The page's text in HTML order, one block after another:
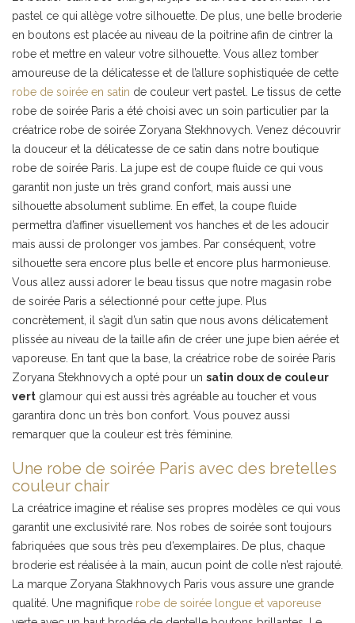
pastel ce qui allège votre silhouette. De plus, une belle broderie
en boutons est placée au niveau de la poitrine afin de cintrer la
robe et mettre en valeur votre silhouette. Vous allez tomber
amoureuse de la délicatesse et de l’allure sophistiquée de cette
robe de soirée en satin de couleur vert pastel. Le tissus de cette
robe de soirée Paris a été choisi avec un soin particulier par la
créatrice robe de soirée Zoryana Stekhnovych. Venez découvrir
la douceur et la délicatesse de ce satin dans notre boutique
robe de soirée Paris. La jupe est de coupe fluide ce qui vous
garantit non juste un très grand confort, mais aussi une
silhouette absolument sublime. En effet, la coupe fluide
permettra d’affiner visuellement vos hanches et de les adoucir
mais aussi de prolonger vos jambes. Par conséquent, votre
silhouette sera encore plus belle et encore plus harmonieuse.
Vous allez aussi adorer le beau tissus que notre magasin robe
de soirée Paris a sélectionné pour cette jupe. Plus
concrètement, il s’agit d’un satin que nous avons délicatement
plissée au niveau de la taille afin de créer une jupe bien aérée et
vaporeuse. En tant que la base, la créatrice robe de soirée Paris
Zoryana Stekhnovych a opté pour un satin doux de couleur
vert glamour qui est aussi très agréable au toucher et vous
garantira donc un très bon confort. Vous pouvez aussi
remarquer que la couleur est très féminine.
Une robe de soirée Paris avec des bretelles
couleur chair
La créatrice imagine et réalise ses propres modèles ce qui vous
garantit une exclusivité rare. Nos robes de soirée sont toujours
fabriquées que sous très peu d’exemplaires. De plus, chaque
broderie est réalisée à la main, aucun point de colle n’est rajouté.
La marque Zoryana Stakhnovych Paris vous assure une grande
qualité. Une magnifique robe de soirée longue et vaporeuse